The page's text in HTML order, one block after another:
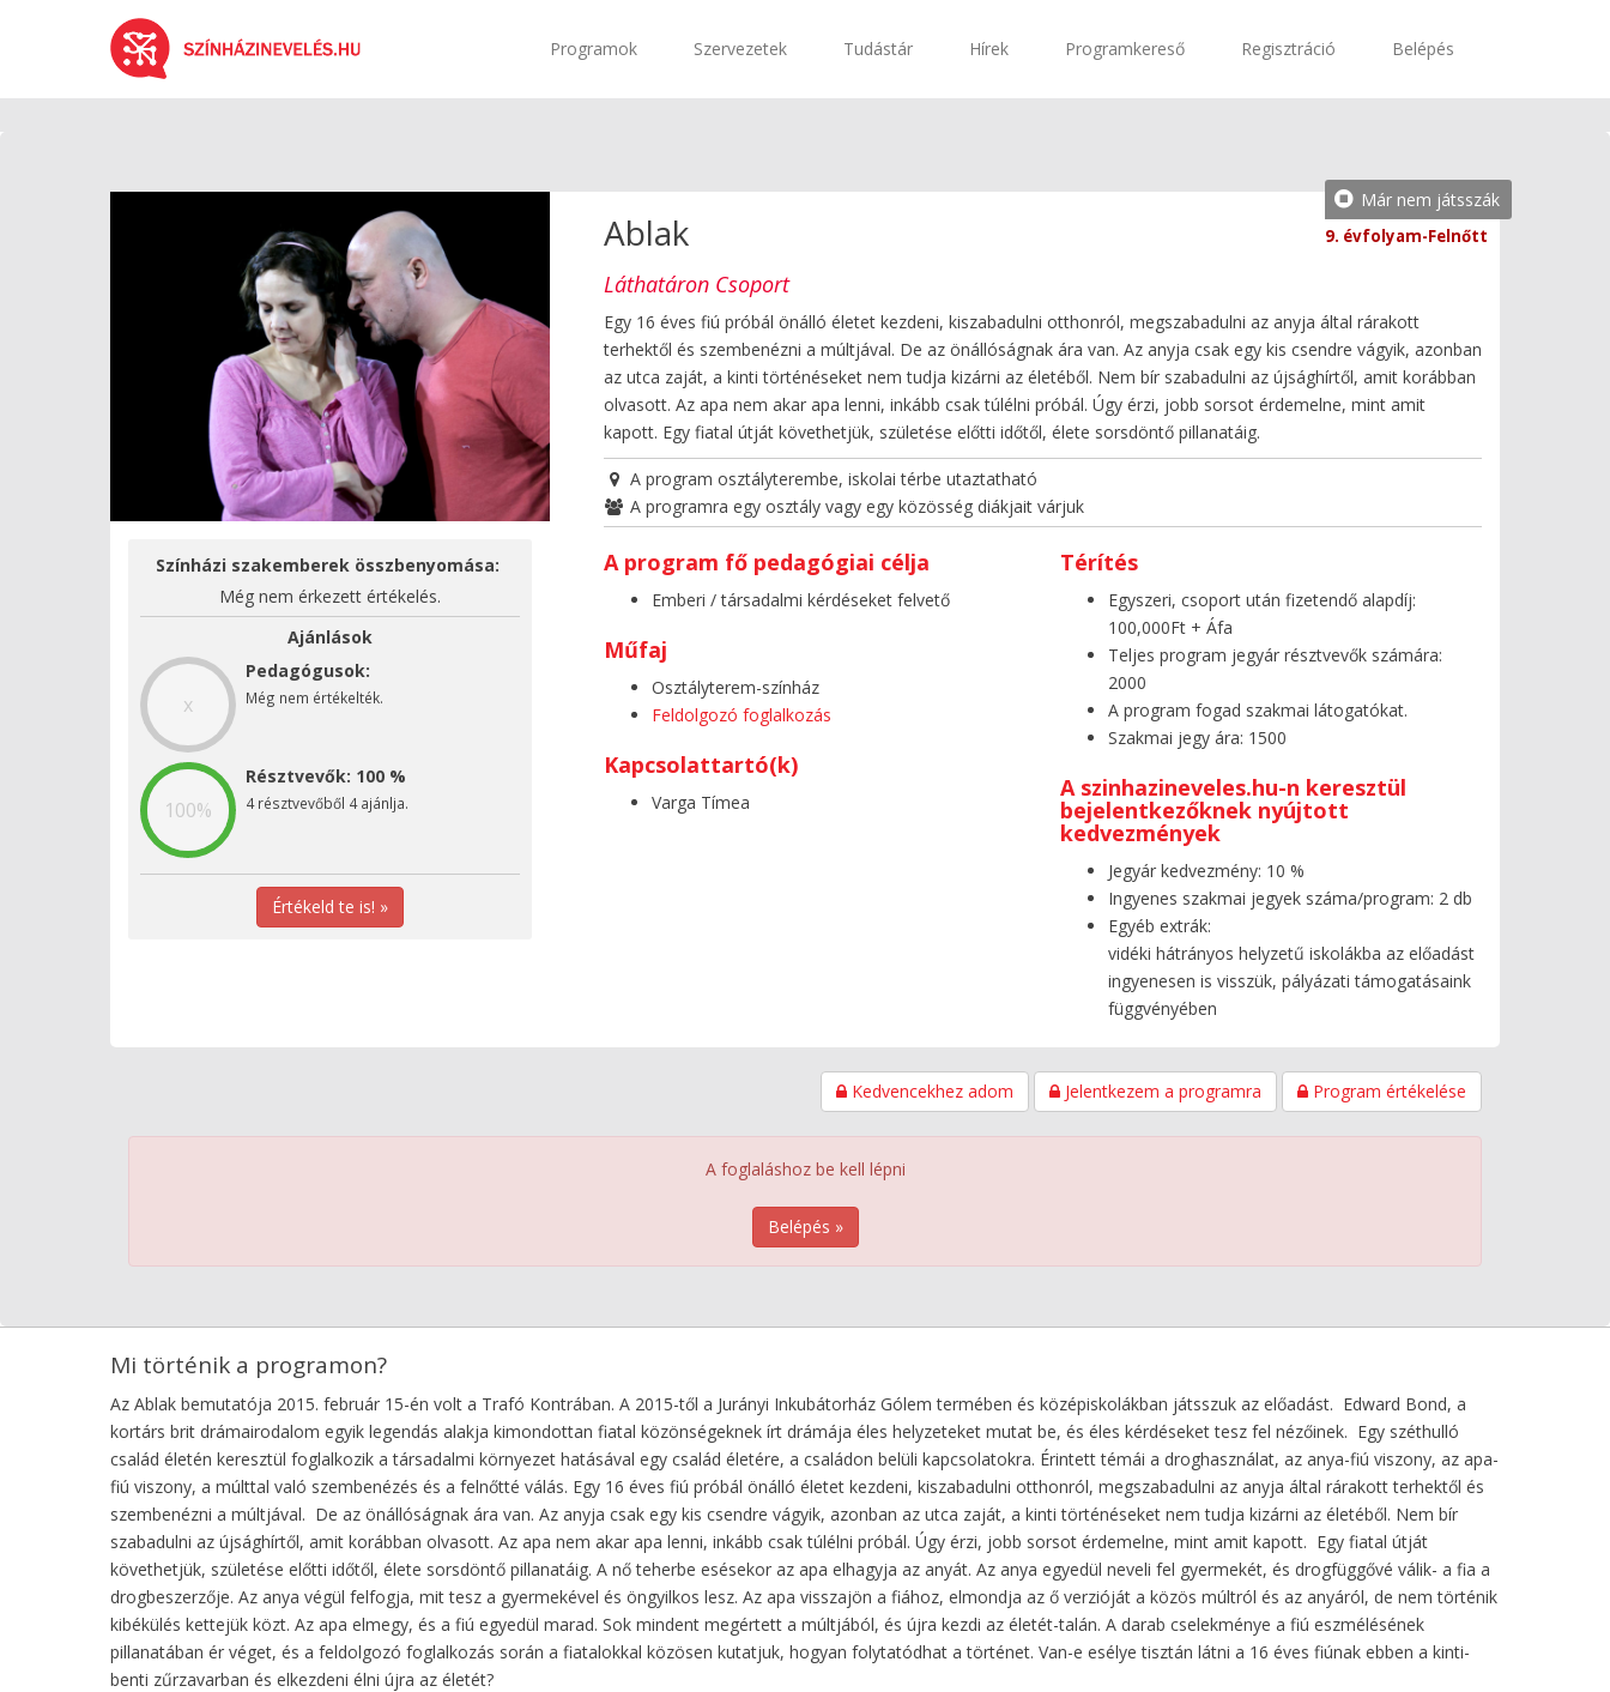
Programok Szervezetek Tudástár Hírek Programkereső Regisztráció Belépés
Színházi szakemberek összbenyomása:
Még nem érkezett értékelés.
Ajánlások
x
Pedagógusok:
Még nem értékelték.
100%
Résztvevők: 100 %
4 résztvevőből 4 ajánlja.
Értékeld te is! »
Ablak
Láthatáron Csoport
Egy 16 éves fiú próbál önálló életet kezdeni, kiszabadulni otthonról, megszabadulni az anyja által rárakott
terhektől és szembenézni a múltjával. De az önállóságnak ára van. Az anyja csak egy kis csendre vágyik, azonban
az utca zaját, a kinti történéseket nem tudja kizárni az életéből. Nem bír szabadulni az újsághírtől, amit korábban
olvasott. Az apa nem akar apa lenni, inkább csak túlélni próbál. Úgy érzi, jobb sorsot érdemelne, mint amit
kapott. Egy fiatal útját követhetjük, születése előtti időtől, élete sorsdöntő pillanatáig.
Már nem játsszák
9. évfolyam-Felnőtt
A program osztályterembe, iskolai térbe utaztatható
A programra egy osztály vagy egy közösség diákjait várjuk
A program fő pedagógiai célja
Emberi / társadalmi kérdéseket felvető
Műfaj
Osztályterem-színház
Feldolgozó foglalkozás
Kapcsolattartó(k)
Varga Tímea
Térítés
Egyszeri, csoport után fizetendő alapdíj:
100,000Ft + Áfa
Teljes program jegyár résztvevők számára:
2000
A program fogad szakmai látogatókat.
Szakmai jegy ára: 1500
A szinhazineveles.hu-n keresztül
bejelentkezőknek nyújtott
kedvezmények
Jegyár kedvezmény: 10 %
Ingyenes szakmai jegyek száma/program: 2 db
Egyéb extrák:
vidéki hátrányos helyzetű iskolákba az előadást
ingyenesen is visszük, pályázati támogatásaink
függvényében
Kedvencekhez adom Jelentkezem a programra Program értékelése
A foglaláshoz be kell lépni
Belépés »
Mi történik a programon?
Az Ablak bemutatója 2015. február 15-én volt a Trafó Kontrában. A 2015-től a Jurányi Inkubátorház Gólem termében és középiskolákban játsszuk az előadást. Edward Bond, a
kortárs brit drámairodalom egyik legendás alakja kimondottan fiatal közönségeknek írt drámája éles helyzeteket mutat be, és éles kérdéseket tesz fel nézőinek. Egy széthulló
család életén keresztül foglalkozik a társadalmi környezet hatásával egy család életére, a családon belüli kapcsolatokra. Érintett témái a droghasználat, az anya-fiú viszony, az apa-
fiú viszony, a múlttal való szembenézés és a felnőtté válás. Egy 16 éves fiú próbál önálló életet kezdeni, kiszabadulni otthonról, megszabadulni az anyja által rárakott terhektől és
szembenézni a múltjával. De az önállóságnak ára van. Az anyja csak egy kis csendre vágyik, azonban az utca zaját, a kinti történéseket nem tudja kizárni az életéből. Nem bír
szabadulni az újsághírtől, amit korábban olvasott. Az apa nem akar apa lenni, inkább csak túlélni próbál. Úgy érzi, jobb sorsot érdemelne, mint amit kapott. Egy fiatal útját
követhetjük, születése előtti időtől, élete sorsdöntő pillanatáig. A nő teherbe esésekor az apa elhagyja az anyát. Az anya egyedül neveli fel gyermekét, és drogfüggővé válik- a fia a
drogbeszerzője. Az anya végül felfogja, mit tesz a gyermekével és öngyilkos lesz. Az apa visszajön a fiához, elmondja az ő verzióját a közös múltról és az anyáról, de nem történik
kibékülés kettejük közt. Az apa elmegy, és a fiú egyedül marad. Sok mindent megértett a múltjából, és újra kezdi az életét-talán. A darab cselekménye a fiú eszmélésének
pillanatában ér véget, és a feldolgozó foglalkozás során a fiatalokkal közösen kutatjuk, hogyan folytatódhat a történet. Van-e esélye tisztán látni a 16 éves fiúnak ebben a kinti-
benti zűrzavarban és elkezdeni élni újra az életét?